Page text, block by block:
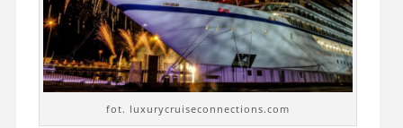
fot. luxurycruiseconnections.com